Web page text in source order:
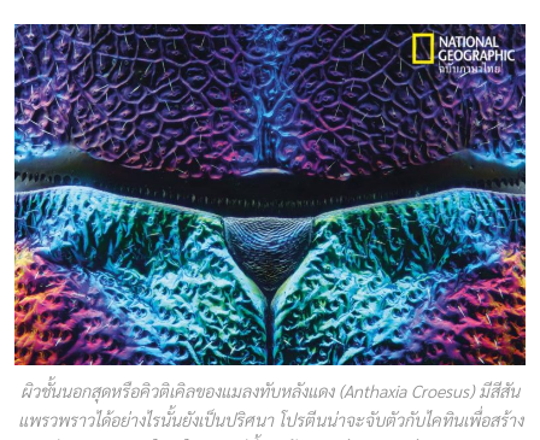
ผิวชั้นนอกสุดหรือคิวติเคิลของแมลงทับหลังแดง (Anthaxia Croesus) มีสีสัน
แพรวพราวได้อย่างไรนั้นยังเป็นปริศนา โปรตีนน่าจะจับตัวกับไคทินเพื่อสร้าง